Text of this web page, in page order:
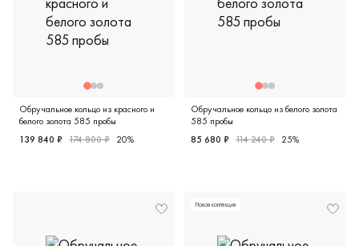
Обручальное кольцо из красного и
белого золота 585 пробы
139 840 ₽ 174 800 ₽ 20%
Обручальное кольцо из белого золота
585 пробы
85 680 ₽ 114 240 ₽ 25%
Новая коллекция